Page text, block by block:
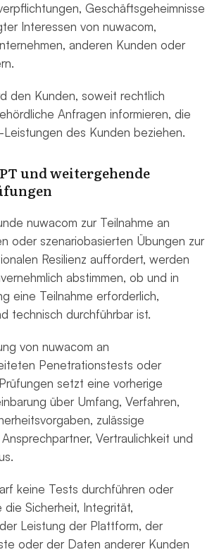
Geschäftsgeheimnisse
Interessen von nuwacom,
anderen Kunden oder
den Kunden, soweit rechtlich
Anfragen informieren, die
des Kunden beziehen.
und weitergehende
nuwacom zur Teilnahme an
oder szenariobasierten Übungen zur
Resilienz auffordert, werden
abstimmen, ob und in
eine Teilnahme erforderlich,
technisch durchführbar ist.
von nuwacom an
Penetrationstests oder
setzt eine vorherige
über Umfang, Verfahren,
zulässige
Vertraulichkeit und
keine Tests durchführen oder
die Sicherheit, Integrität,
Leistung der Plattform, der
oder der Daten anderer Kunden